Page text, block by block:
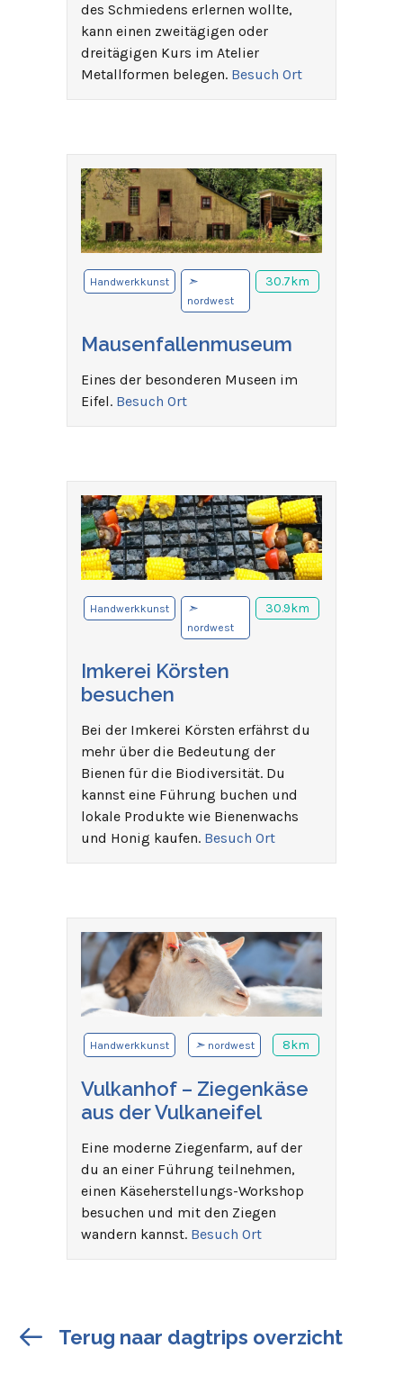
des Schmiedens erlernen wollte,
kann einen zweitägigen oder
dreitägigen Kurs im Atelier
Metallformen belegen. Besuch Ort
Handwerkkunst ➣
nordwest
30.7km
Mausenfallenmuseum
Eines der besonderen Museen im
Eifel. Besuch Ort
Handwerkkunst ➣
nordwest
30.9km
Imkerei Körsten
besuchen
Bei der Imkerei Körsten erfährst du
mehr über die Bedeutung der
Bienen für die Biodiversität. Du
kannst eine Führung buchen und
lokale Produkte wie Bienenwachs
und Honig kaufen. Besuch Ort
Handwerkkunst ➣ nordwest 8km
Vulkanhof – Ziegenkäse
aus der Vulkaneifel
Eine moderne Ziegenfarm, auf der
du an einer Führung teilnehmen,
einen Käseherstellungs-Workshop
besuchen und mit den Ziegen
wandern kannst. Besuch Ort
Terug naar dagtrips overzicht